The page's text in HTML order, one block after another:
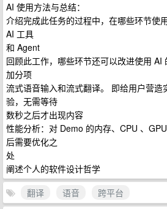
AI 使用方法与总结：
介绍完成此任务的过程中，在哪些环节使
AI 工具
和 Agent
回顾此工作，哪些环节还可以改进使用 AI
加分项
流式语音输入和流式翻译。 即给用户营造
验，无需等待
数秒之后才出现内容
性能分析：对 Demo 的内存、CPU 、
后需要优化之
处
阐述个人的软件设计哲学
翻译
语音
跨平台